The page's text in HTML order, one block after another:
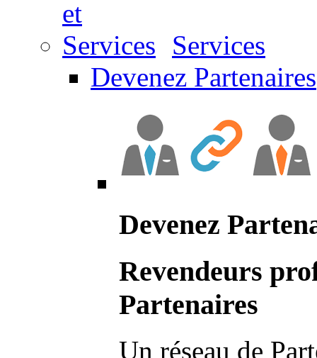
Services
Devenez Partenaires
Devenez
Revendeurs
Partenaires
Un réseau de